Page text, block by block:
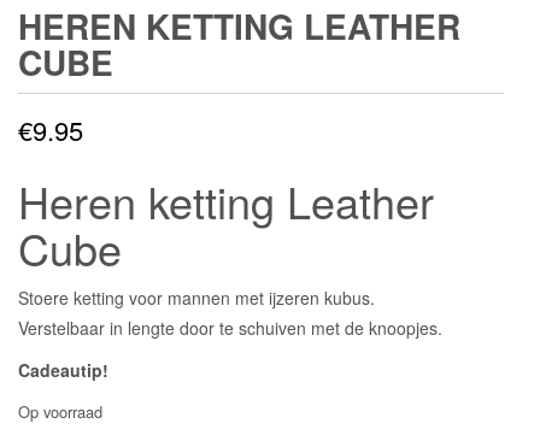
HEREN KETTING LEATHER
CUBE
€9.95
Heren ketting Leather
Cube
Stoere ketting voor mannen met ijzeren kubus.
Verstelbaar in lengte door te schuiven met de knoopjes.
Cadeautip!
Op voorraad